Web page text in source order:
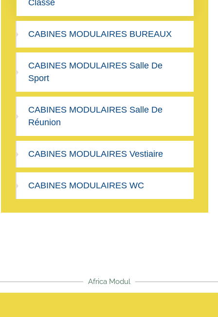
Classe
CABINES MODULAIRES BUREAUX
CABINES MODULAIRES Salle De
Sport
CABINES MODULAIRES Salle De
Réunion
CABINES MODULAIRES Vestiaire
CABINES MODULAIRES WC
Africa Modul